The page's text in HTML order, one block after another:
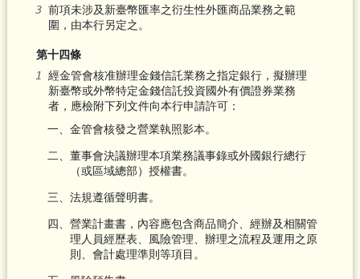
前項未涉及新臺幣匯率之衍生性外匯商品業務之範
圍，由本行另定之。
第十四條
經金管會核准辦理金錢信託業務之指定銀行，擬辦理
新臺幣或外幣特定金錢信託投資國外有價證券業務
者，應檢附下列文件向本行申請許可：
一、金管會核發之營業執照影本。
二、董事會決議辦理本項業務議事錄或外國銀行總行
（或區域總部）授權書。
三、法規遵循聲明書。
四、營業計畫書，內容應包含商品簡介、經辦及相關管
理人員經歷表、風險管理、辦理之流程及運用之原
則、會計處理準則等項目。